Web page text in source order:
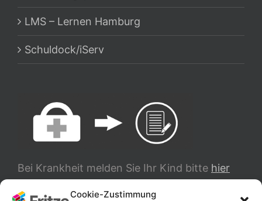
Cookie-Zustimmung
LMS – Lernen Hamburg
Schuldock/iServ
Bei Krankheit melden Sie Ihr Kind bitte hier